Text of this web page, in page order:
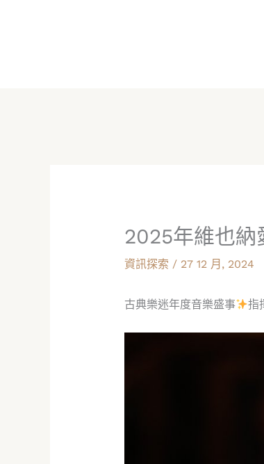
2025年維也納
資訊探索 / 27 12 月, 2024
古典樂迷年度音樂盛事 指